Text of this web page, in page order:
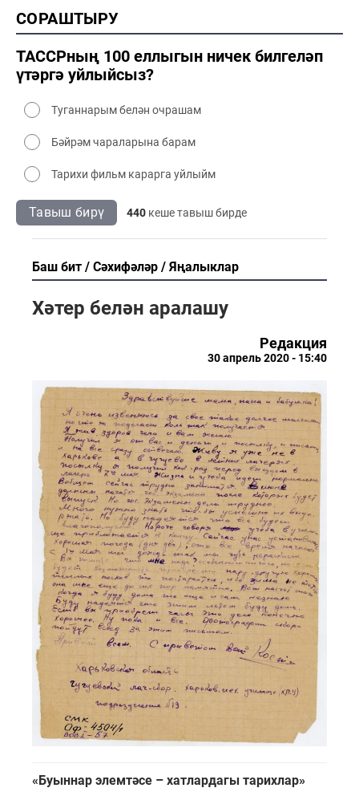
2000 сәнәгать
2000 мәдәният
СОРАШТЫРУ
ТАССРның 100 еллыгын ничек билгеләп
үтәргә уйлыйсыз?
Туганнарым белән очрашам
Бәйрәм чараларына барам
Тарихи фильм карарга уйлыйм
Тавыш бирү 440 кеше тавыш бирде
Баш бит Сәхифәләр Яңалыклар
Хәтер белән аралашу
Редакция
30 апрель 2020 - 15:40
«Буыннар элемтәсе – хатлардагы тарихлар»